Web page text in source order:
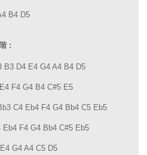
B4 D5
:
B3 D4 E4 G4 A4 B4 D5
F4 G4 B4 C#5 E5
C4 Eb4 F4 G4 Bb4 C5 Eb5
F4 G4 Bb4 C#5 Eb5
G4 A4 C5 D5